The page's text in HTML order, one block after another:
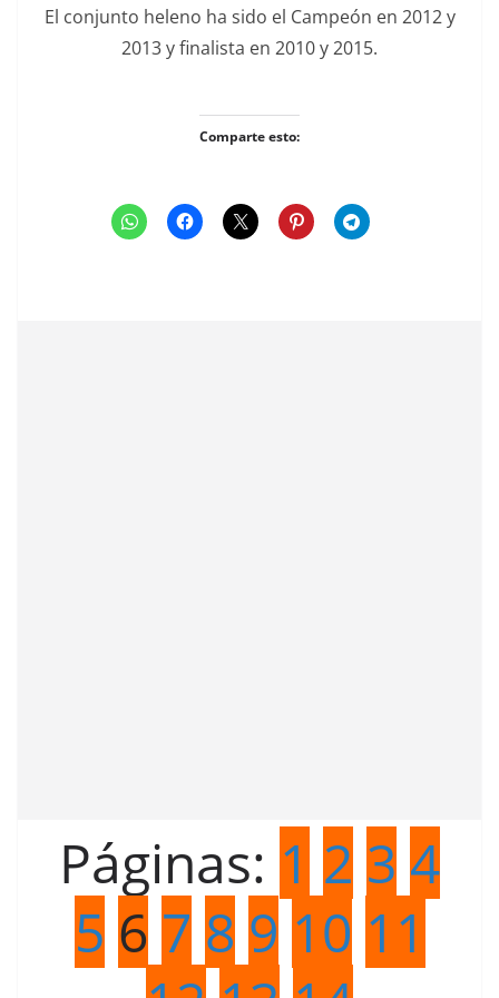
El conjunto heleno ha sido el Campeón en 2012 y
2013 y finalista en 2010 y 2015.
Comparte esto:
Páginas: 1 2 3 4
5 6 7 8 9 10 11